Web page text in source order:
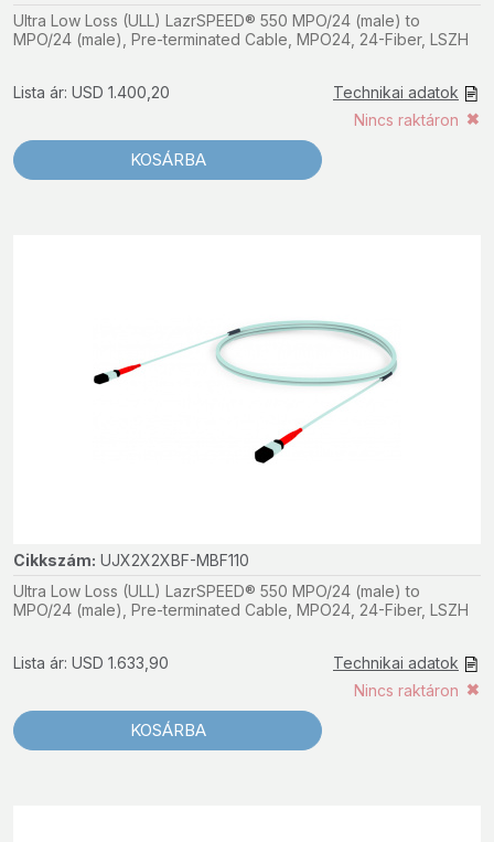
Ultra Low Loss (ULL) LazrSPEED® 550 MPO/24 (male) to
MPO/24 (male), Pre-terminated Cable, MPO24, 24-Fiber, LSZH
Technikai adatok
Lista ár: USD 1.400,20
Nincs raktáron
KOSÁRBA
Cikkszám: UJX2X2XBF-MBF110
Ultra Low Loss (ULL) LazrSPEED® 550 MPO/24 (male) to
MPO/24 (male), Pre-terminated Cable, MPO24, 24-Fiber, LSZH
Technikai adatok
Lista ár: USD 1.633,90
Nincs raktáron
KOSÁRBA